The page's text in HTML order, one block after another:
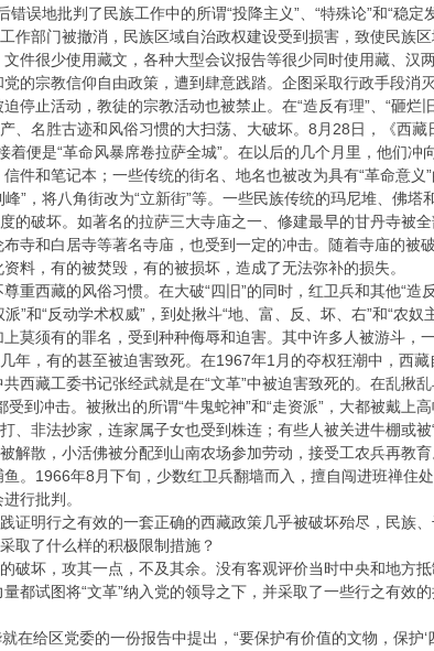
误地批判了民族工作中的所谓“投降主义”、“特殊论”和“稳
作部门被撤消，民族区域自治政权建设受到损害，致使民族
件很少使用藏文，各种大型会议报告等很少同时使用藏、汉
宗教信仰自由政策，遭到肆意践踏。企图采取行政手段消
停止活动，教徒的宗教活动也被禁止。在“造反有理”、“砸
、名胜古迹和风俗习惯的大扫荡、大破坏。8月28日，《西
着便是“革命风暴席卷拉萨全城”。在以后的几个月里，他们
件和笔记本；一些传统的街名、地名也被改为具有“革命意义
峰”，将八角街改为“立新街”等。一些民族传统的玛尼堆、佛
的破坏。如著名的拉萨三大寺庙之一、修建最早的甘丹寺被
寺和白居寺等著名寺庙，也受到一定的冲击。随着寺庙的被
料，有的被焚毁，有的被损坏，造成了无法弥补的损失。
西藏的风俗习惯。在大破“四旧”的同时，红卫兵和其他“造
”和“反动学术权威”，到处揪斗“地、富、反、坏、右”和“农
莫须有的罪名，受到种种侮辱和迫害。其中许多人被游斗，
年，有的甚至被迫害致死。在1967年1月的夺权狂潮中，西
西藏工委书记张经武就是在“文革”中被迫害致死的。在乱揪
到冲击。被揪出的所谓“牛鬼蛇神”和“走资派”，大都被戴上
、非法抄家，连家属子女也受到株连；有些人被关进牛棚或
解散，小活佛被分配到山南农场参加劳动，接受工农兵再教
。1966年8月下旬，少数红卫兵翻墙而入，擅自闯进班禅住
行批判。
明行之有效的一套正确的西藏政策几乎被破坏殆尽，民族、
了什么样的积极限制措施？
坏，攻其一点，不及其余。没有客观评价当时中央和地方抵
都试图将“文革”纳入党的领导之下，并采取了一些行之有效
给区党委的一份报告中提出，“要保护有价值的文物，保护‘